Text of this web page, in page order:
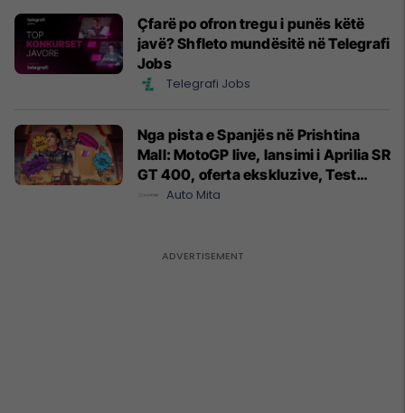
Çfarë po ofron tregu i punës këtë
javë? Shfleto mundësitë në Telegrafi
Jobs
Telegrafi Jobs
Nga pista e Spanjës në Prishtina
Mall: MotoGP live, lansimi i Aprilia SR
GT 400, oferta ekskluzive, Test
Drive dhe dhurata nga Ventoro
Auto Mita